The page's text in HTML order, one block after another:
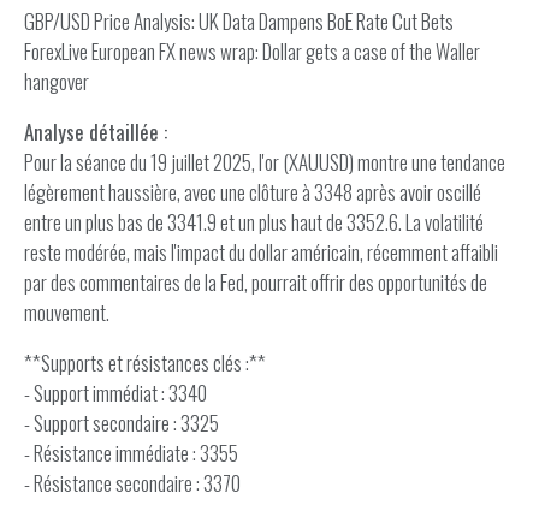
GBP/USD Price Analysis: UK Data Dampens BoE Rate Cut Bets
ForexLive European FX news wrap: Dollar gets a case of the Waller
hangover
Analyse détaillée :
Pour la séance du 19 juillet 2025, l'or (XAUUSD) montre une tendance
légèrement haussière, avec une clôture à 3348 après avoir oscillé
entre un plus bas de 3341.9 et un plus haut de 3352.6. La volatilité
reste modérée, mais l'impact du dollar américain, récemment affaibli
par des commentaires de la Fed, pourrait offrir des opportunités de
mouvement.
**Supports et résistances clés :**
- Support immédiat : 3340
- Support secondaire : 3325
- Résistance immédiate : 3355
- Résistance secondaire : 3370